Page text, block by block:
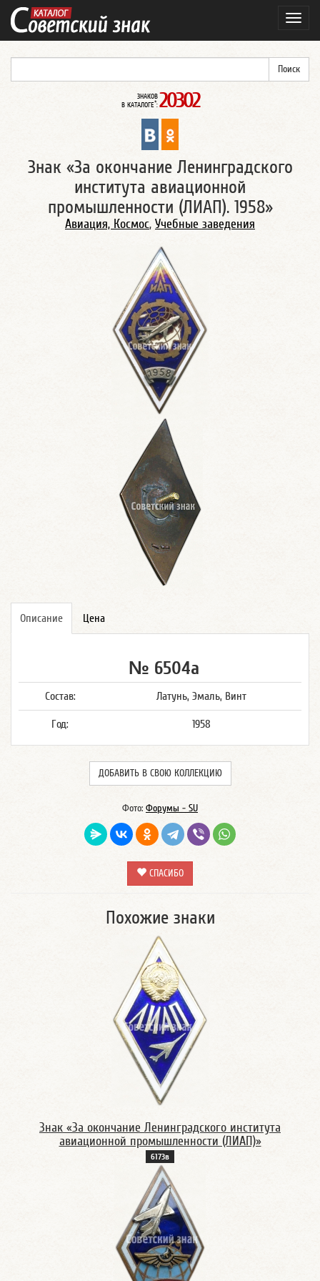
ЗНАКОВ
В КАТАЛОГЕ*: 20302
Знак «За окончание Ленинградского
института авиационной
промышленности (ЛИАП). 1958»
Авиация, Космос, Учебные заведения
Описание Цена
№ 6504а
Состав: Латунь, Эмаль, Винт
Год: 1958
ДОБАВИТЬ В СВОЮ КОЛЛЕКЦИЮ
Фото: Форумы - SU
СПАСИБО
Похожие знаки
Знак «За окончание Ленинградского института
авиационной промышленности (ЛИАП)»
6173в